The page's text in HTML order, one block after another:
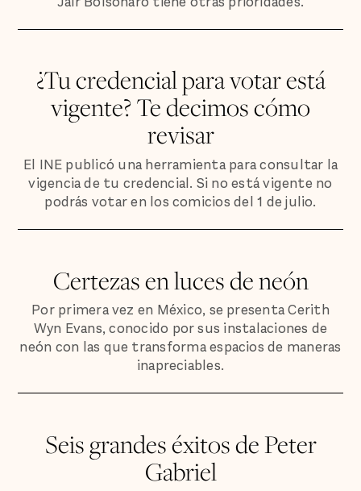
¿Tu credencial para votar está
vigente? Te decimos cómo
revisar
El INE publicó una herramienta para consultar la
vigencia de tu credencial. Si no está vigente no
podrás votar en los comicios del 1 de julio.
Certezas en luces de neón
Por primera vez en México, se presenta Cerith
Wyn Evans, conocido por sus instalaciones de
neón con las que transforma espacios de maneras
inapreciables.
Seis grandes éxitos de Peter
Gabriel